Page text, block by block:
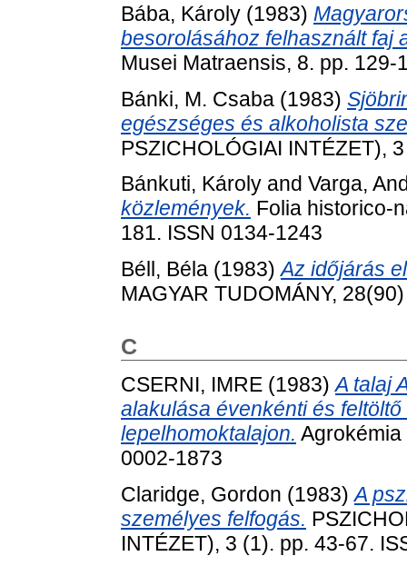
Bába, Károly (1983)
besorolásához felhasznált faj
Musei Matraensis, 8. pp. 129-
Bánki, M. Csaba (1983)
egészséges és alkoholista
PSZICHOLÓGIAI INTÉZET),
Bánkuti, Károly and Varga,
közlemények. Folia historico-
181. ISSN 0134-1243
Béll, Béla (1983)Az időjárás
MAGYAR TUDOMÁNY,
C
CSERNI, IMRE (1983)A talaj
alakulása évenkénti és
lepelhomoktalajon. Agrokémia
0002-1873
Claridge, Gordon (1983)A
személyes felfogás.
INTÉZET), 3 (1). pp. 43-67.